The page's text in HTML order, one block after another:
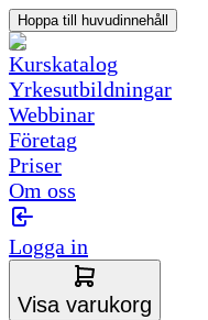
Hoppa till huvudinnehåll
Kurskatalog
Yrkesutbildningar
Webbinar
Företag
Priser
Om oss
Logga in
Visa varukorg